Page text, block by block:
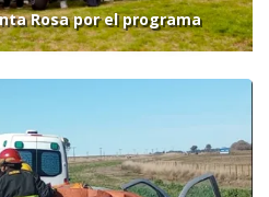
Rosa por el programa